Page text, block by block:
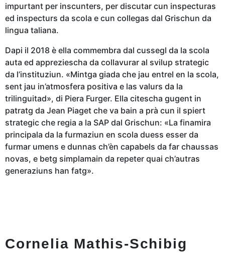
impurtant per inscunters, per discutar cun inspecturas
ed inspecturs da scola e cun collegas dal Grischun da
lingua taliana.
Dapi il 2018 è ella commembra dal cussegl da la scola
auta ed appreziescha da collavurar al svilup strategic
da l’instituziun. «Mintga giada che jau entrel en la scola,
sent jau in’atmosfera positiva e las valurs da la
trilinguitad», di Piera Furger. Ella citescha gugent in
patratg da Jean Piaget che va bain a prà cun il spiert
strategic che regia a la SAP dal Grischun: «La finamira
principala da la furmaziun en scola duess esser da
furmar umens e dunnas ch’èn capabels da far chaussas
novas, e betg simplamain da repeter quai ch’autras
generaziuns han fatg».
Cornelia Mathis-Schibig